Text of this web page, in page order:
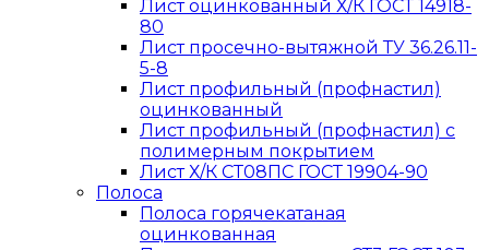
Лист оцинкованный Х/К ГОСТ 14918-
80
Лист просечно-вытяжной ТУ 36.26.11-
5-8
Лист профильный (профнастил)
оцинкованный
Лист профильный (профнастил) с
полимерным покрытием
Лист Х/К СТ08ПС ГОСТ 19904-90
Полоса
Полоса горячекатаная
оцинкованная